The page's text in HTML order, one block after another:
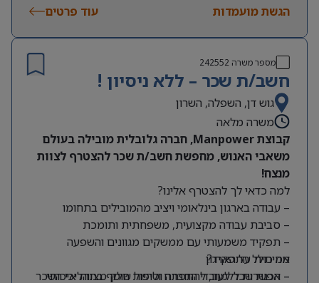
הגשת מועמדות עוד פרטים
מספר משרה 242552
חשב/ת שכר – ללא ניסיון !
גוש דן, השפלה, השרון
משרה מלאה
קבוצת Manpower, חברה גלובלית מובילה בעולם
משאבי האנוש, מחפשת חשב/ת שכר להצטרף לצוות
מנצח!
למה כדאי לך להצטרף אלינו?
– עבודה בארגון בינלאומי ויציב מהמובילים בתחומו
– סביבת עבודה מקצועית, משפחתית ותומכת
– תפקיד משמעותי עם ממשקים מגוונים והשפעה
אמיתית על הארגון
– אפשרות ללמוד, להתפתח ולהיות חלק מצוות איכותי
מה כולל התפקיד?
– הכנת שכר לעובדי החברה וטיפול שוטף בתהליכי השכר